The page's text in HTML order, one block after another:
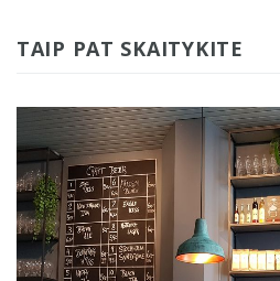
TAIP PAT SKAITYKITE